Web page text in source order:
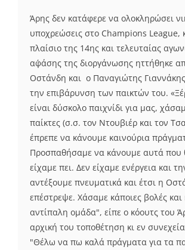
Άρης δεν κατάφερε να ολοκληρώσει
υποχρεώσεις στο Champions League,
πλαίσιο της 14ης και τελευταίας
α΄φάσης της διοργάνωσης ηττήθηκε
Οστάνδη και ο Παναγιώτης
την επιβάρυνση των παικτών του.
είναι δύσκολο παιχνίδι για μας,
παίκτες (σ.σ. τον Ντουβιέρ και τον
έπρεπε να κάνουμε καινούρια
Προσπαθήσαμε να κάνουμε αυτά που
είχαμε πει. Δεν είχαμε ενέργεια και
αντέξουμε πνευματικά και έτσι η
επέστρεψε. Χάσαμε κάποιες βολές και
αντίπαλη ομάδα", είπε ο κόουτς του
αρχική του τοποθέτηση κι εν
"Θέλω να πω καλά πράγματα για τα